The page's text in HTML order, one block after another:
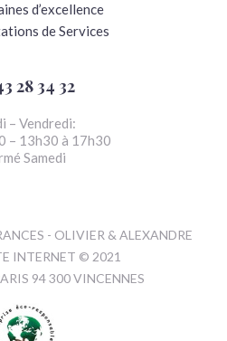
d’excellence
de Services
28 34 32
– Vendredi:
– 13h30 à 17h30
Samedi
- OLIVIER & ALEXANDRE
INTERNET © 2021
94 300 VINCENNES